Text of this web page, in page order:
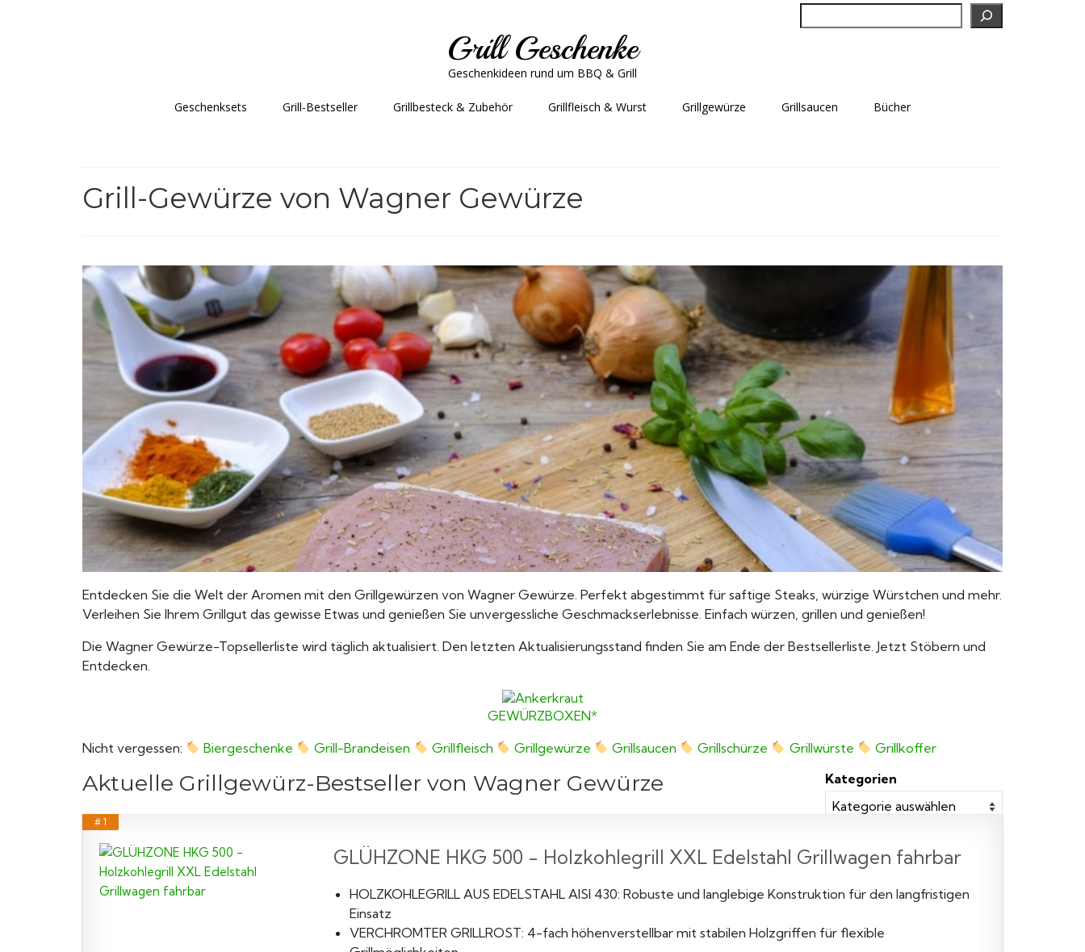
Grill Geschenke
Geschenkideen rund um BBQ & Grill
Geschenksets Grill-Bestseller Grillbesteck & Zubehör Grillfleisch & Wurst Grillgewürze Grillsaucen Bücher
Grill-Gewürze von Wagner Gewürze
Entdecken Sie die Welt der Aromen mit den Grillgewürzen von Wagner Gewürze. Perfekt abgestimmt für saftige Steaks, würzige Würstchen und mehr.
Verleihen Sie Ihrem Grillgut das gewisse Etwas und genießen Sie unvergessliche Geschmackserlebnisse. Einfach würzen, grillen und genießen!
Die Wagner Gewürze-Topsellerliste wird täglich aktualisiert. Den letzten Aktualisierungsstand finden Sie am Ende der Bestsellerliste. Jetzt Stöbern und
Entdecken.
GEWÜRZBOXEN*
Nicht vergessen:
Biergeschenke Grill-Brandeisen Grillfleisch Grillgewürze Grillsaucen Grillschürze Grillwürste
Grillkoffer
Kategorien
Aktuelle Grillgewürz-Bestseller von Wagner Gewürze
# 1
GLÜHZONE HKG 500 - Holzkohlegrill XXL Edelstahl Grillwagen fahrbar
HOLZKOHLEGRILL AUS EDELSTAHL AISI 430: Robuste und langlebige Konstruktion für den langfristigen
Einsatz
VERCHROMTER GRILLROST: 4-fach höhenverstellbar mit stabilen Holzgriffen für flexible